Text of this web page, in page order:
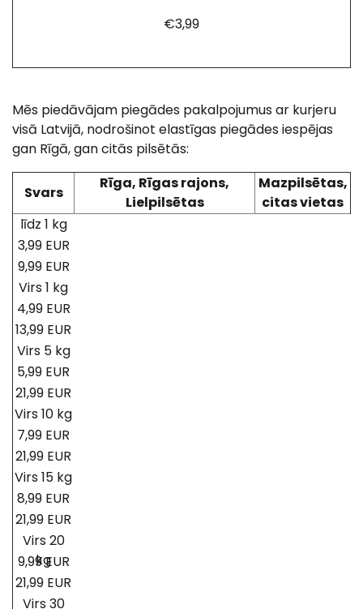
€3,99
Mēs piedāvājam piegādes pakalpojumus ar kurjeru
visā Latvijā, nodrošinot elastīgas piegādes iespējas
gan Rīgā, gan citās pilsētās:
Svars
Rīga, Rīgas rajons,
Lielpilsētas
Mazpilsētas,
citas vietas
līdz 1 kg
3,99 EUR
9,99 EUR
Virs 1 kg
4,99 EUR
13,99 EUR
Virs 5 kg
5,99 EUR
21,99 EUR
Virs 10 kg
7,99 EUR
21,99 EUR
Virs 15 kg
8,99 EUR
21,99 EUR
Virs 20
kg
9,99 EUR
21,99 EUR
Virs 30